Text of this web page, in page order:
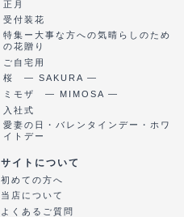
正月
受付装花
特集ー大事な方への気晴らしのため
の花贈り
ご自宅用
桜 ― SAKURA ―
ミモザ ― MIMOSA ―
入社式
愛妻の日・バレンタインデー・ホワ
イトデー
サイトについて
初めての方へ
当店について
よくあるご質問